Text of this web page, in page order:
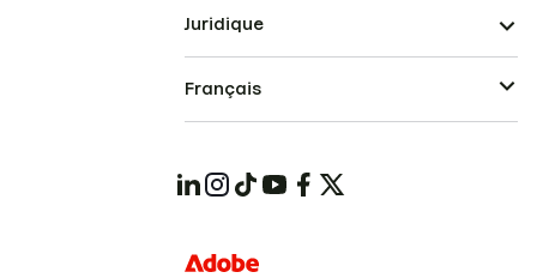
Juridique
Français